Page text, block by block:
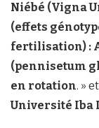
Niébé (Vigna
(effets
fertilisation) :
(pennisetum
en rotation. »
Université Iba